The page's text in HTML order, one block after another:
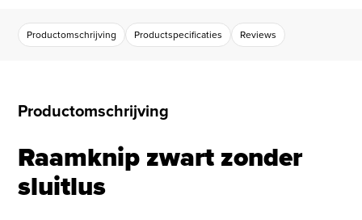
Productomschrijving Productspecificaties Reviews
Productomschrijving
Raamknip zwart zonder
sluitlus